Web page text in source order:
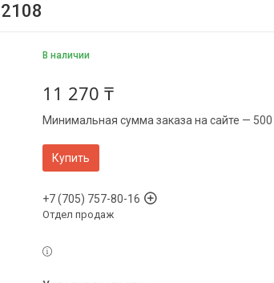
В наличии
11 270 ₸
Минимальная сумма заказа на сайте — 500
Купить
+7 (705) 757-80-16
Отдел продаж